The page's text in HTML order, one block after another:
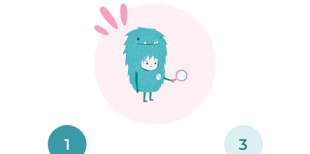
1 3